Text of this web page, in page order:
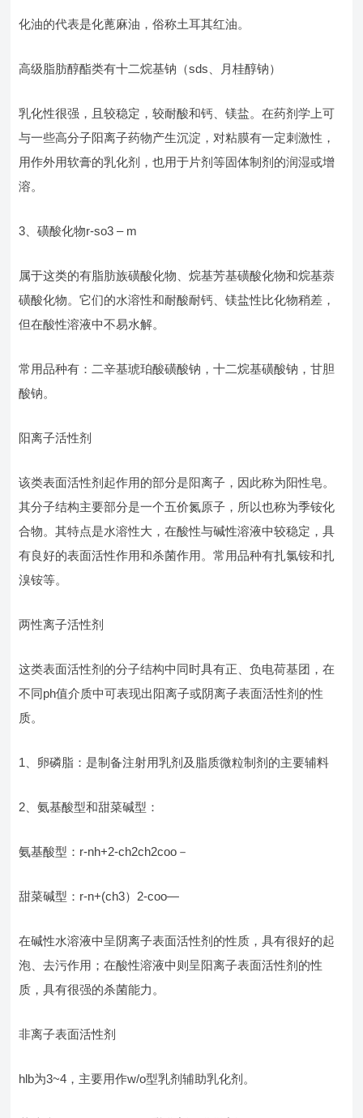
化油的代表是化蓖麻油，俗称土耳其红油。
高级脂肪醇酯类有十二烷基钠（sds、月桂醇钠）
乳化性很强，且较稳定，较耐酸和钙、镁盐。在药剂学上可
与一些高分子阳离子药物产生沉淀，对粘膜有一定刺激性，
用作外用软膏的乳化剂，也用于片剂等固体制剂的润湿或增
溶。
3、磺酸化物r-so3 – m
属于这类的有脂肪族磺酸化物、烷基芳基磺酸化物和烷基萘
磺酸化物。它们的水溶性和耐酸耐钙、镁盐性比化物稍差，
但在酸性溶液中不易水解。
常用品种有：二辛基琥珀酸磺酸钠，十二烷基磺酸钠，甘胆
酸钠。
阳离子活性剂
该类表面活性剂起作用的部分是阳离子，因此称为阳性皂。
其分子结构主要部分是一个五价氮原子，所以也称为季铵化
合物。其特点是水溶性大，在酸性与碱性溶液中较稳定，具
有良好的表面活性作用和杀菌作用。常用品种有扎氯铵和扎
溴铵等。
两性离子活性剂
这类表面活性剂的分子结构中同时具有正、负电荷基团，在
不同ph值介质中可表现出阳离子或阴离子表面活性剂的性
质。
1、卵磷脂：是制备注射用乳剂及脂质微粒制剂的主要辅料
2、氨基酸型和甜菜碱型：
氨基酸型：r-nh+2-ch2ch2coo－
甜菜碱型：r-n+(ch3）2-coo—
在碱性水溶液中呈阴离子表面活性剂的性质，具有很好的起
泡、去污作用；在酸性溶液中则呈阳离子表面活性剂的性
质，具有很强的杀菌能力。
非离子表面活性剂
hlb为3~4，主要用作w/o型乳剂辅助乳化剂。